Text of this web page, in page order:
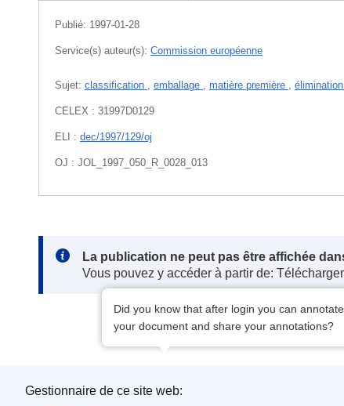
Publié: 1997-01-28
Service(s) auteur(s): Commission européenne
Sujet: classification , emballage , matière première ,
CELEX : 31997D0129
ELI : dec/1997/129/oj
OJ : JOL_1997_050_R_0028_013
Note:
La publication ne peut pas être affichée
Vous pouvez y accéder à partir de:
Did you know that after login you can annotate
your document and share your annotations?
Gestionnaire de ce site web: